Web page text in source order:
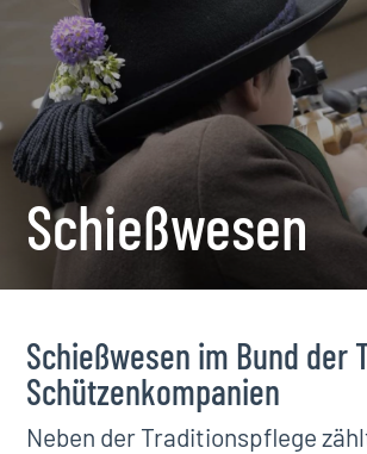
Schießwesen
Schießwesen im Bund der
Schützenkompanien
Neben der Traditionspflege